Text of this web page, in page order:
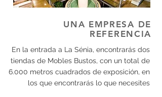
UNA EMPRESA DE
REFERENCIA
En la entrada a La Sénia, encontrarás dos
tiendas de Mobles Bustos, con un total de
6.000 metros cuadrados de exposición, en
los que encontrarás lo que necesites